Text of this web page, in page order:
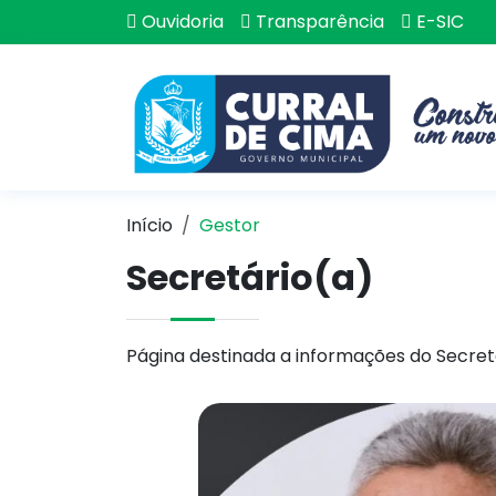
Ouvidoria Transparência E-SIC
Início Gestor
Secretário(a)
Página destinada a informações do